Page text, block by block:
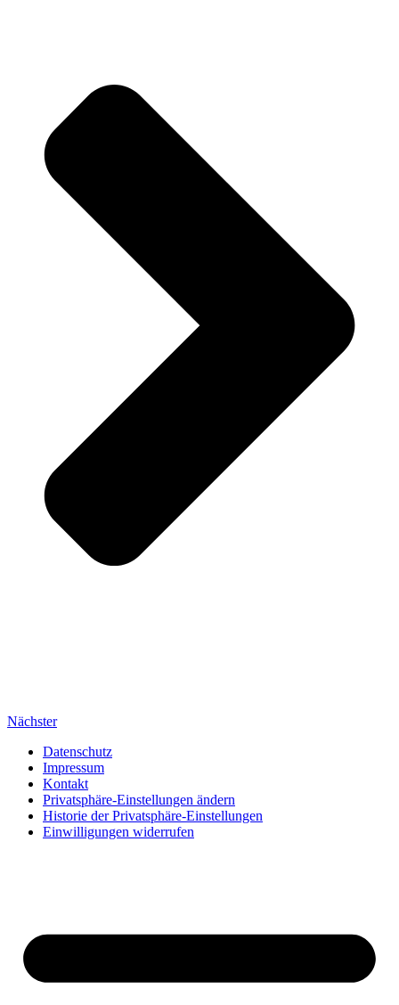
Nächster
Datenschutz
Impressum
Kontakt
Privatsphäre-Einstellungen ändern
Historie der Privatsphäre-Einstellungen
Einwilligungen widerrufen